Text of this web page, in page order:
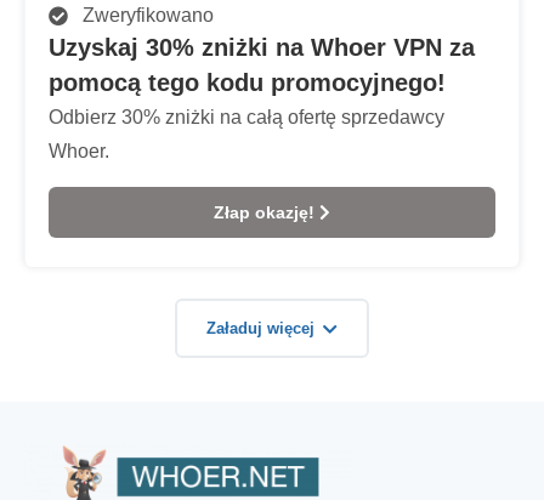
Zweryfikowano
Uzyskaj 30% zniżki na Whoer VPN za
pomocą tego kodu promocyjnego!
Odbierz 30% zniżki na całą ofertę sprzedawcy
Whoer.
Złap okazję!
Załaduj więcej